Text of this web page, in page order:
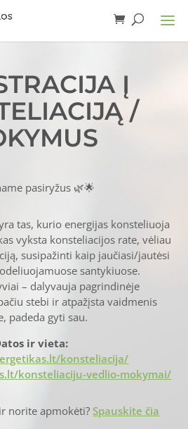
Į
/
pasiryžus 🌿🌟
tas, kurio energijas konsteliuoja
vyksta konsteliacijos rate, vėliau
susipažinti kaip jaučiasi/jautėsi
santykiuose.
– dalyvauja pagrindinėje
stebi ir atpažįsta vaidmenis
padeda gyti sau.
ir vieta:
konsteliacija/
konsteliaciju-vedlio-mokymai/
norite apmokėti?Spauskite čia